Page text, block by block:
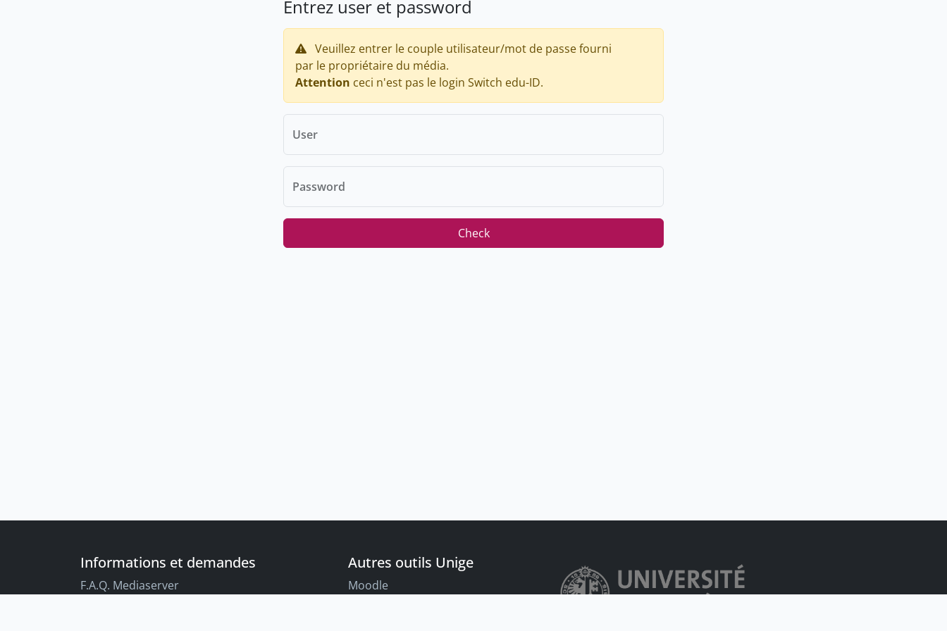
Entrez user et password
Veuillez entrer le couple utilisateur/mot de passe fourni
par le propriétaire du média.
Attention ceci n'est pas le login Switch edu-ID.
User
Password
Check
Informations et demandes
F.A.Q. Mediaserver
Autres outils Unige
Moodle